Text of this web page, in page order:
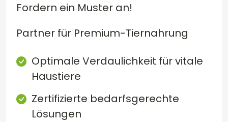
Fordern ein Muster an!
Partner für Premium-Tiernahrung
Optimale Verdaulichkeit für vitale
Haustiere
Zertifizierte bedarfsgerechte
Lösungen